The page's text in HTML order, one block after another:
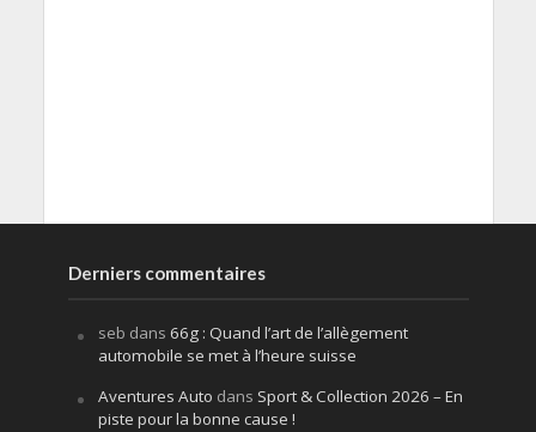
Derniers commentaires
seb dans 66g : Quand l’art de l’allègement
automobile se met à l’heure suisse
Aventures Auto dans Sport & Collection 2026 – En
piste pour la bonne cause !